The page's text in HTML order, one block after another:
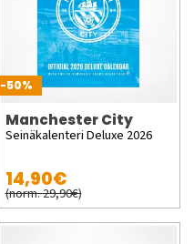
-50%
Manchester City
Seinäkalenteri Deluxe 2026
14,90€
(norm. 29,90€)